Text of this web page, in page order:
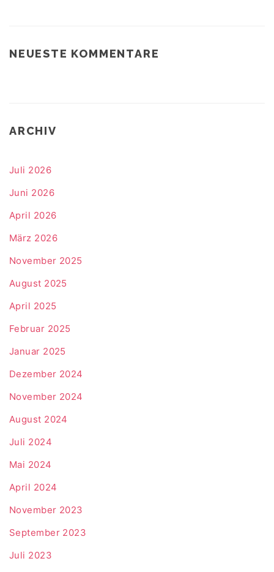
NEUESTE KOMMENTARE
ARCHIV
Juli 2026
Juni 2026
April 2026
März 2026
November 2025
August 2025
April 2025
Februar 2025
Januar 2025
Dezember 2024
November 2024
August 2024
Juli 2024
Mai 2024
April 2024
November 2023
September 2023
Juli 2023